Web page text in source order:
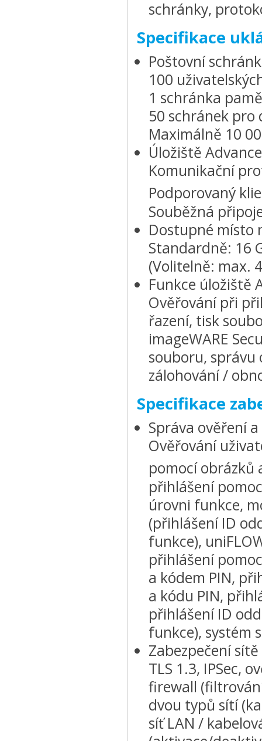
schránky,
Specifikace
Poštovní
100
1 schránka
50 schránek pro
Maximálně 10
Úložiště
Komunikační
Podporovaný
Souběžná
Dostupné místo
Standardně: 16
(Volitelně: max.
Funkce úložiště
Ověřování při
řazení, tisk
imageWARE
souboru, správu
zálohování /
Specifikace
Správa ověření
Ověřování
pomocí obrázků
přihlášení
úrovni funkce,
(přihlášení ID
funkce),
přihlášení
a kódem PIN,
a kódu PIN,
přihlášení ID
funkce), systém
Zabezpečení sítě
TLS 1.3, IPSec,
firewall
dvou typů sítí
síť LAN /